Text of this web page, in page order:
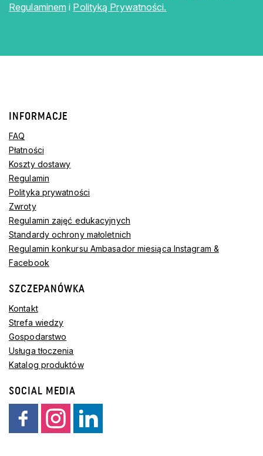
Regulaminem i Polityką Prywatności.
INFORMACJE
FAQ
Płatności
Koszty dostawy
Regulamin
Polityka prywatności
Zwroty
Regulamin zajęć edukacyjnych
Standardy ochrony małoletnich
Regulamin konkursu Ambasador miesiąca Instagram &
Facebook
SZCZEPANÓWKA
Kontakt
Strefa wiedzy
Gospodarstwo
Usługa tłoczenia
Katalog produktów
SOCIAL MEDIA